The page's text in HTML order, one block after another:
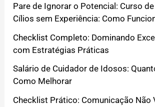
Pare de Ignorar o Potencial: Curso
Cílios sem Experiência: Como
Checklist Completo: Dominando
com Estratégias Práticas
Salário de Cuidador de Idosos:
Como Melhorar
Checklist Prático: Comunicação Não